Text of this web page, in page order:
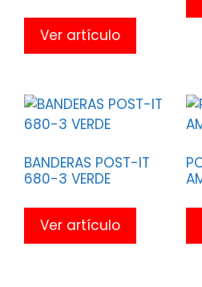
Ver artículo
BANDERAS POST-IT
680-3 VERDE
Ver artículo